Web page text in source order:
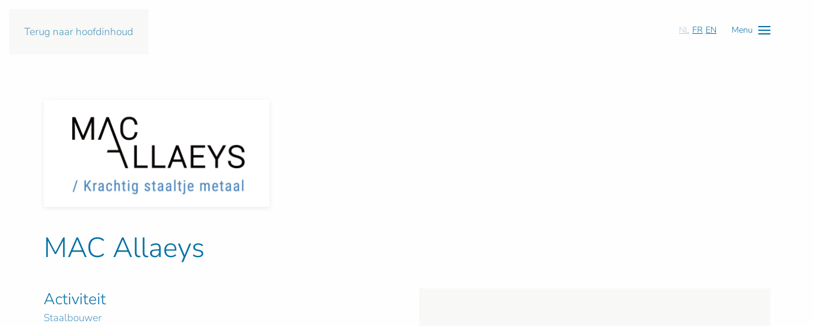
Terug naar hoofdinhoud NL FR EN Menu
MAC Allaeys
Activiteit
Staalbouwer